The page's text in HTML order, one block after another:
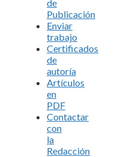
de
Publicación
Enviar
trabajo
Certificados
de
autoría
Artículos
en
PDF
Contactar
con
la
Redacción